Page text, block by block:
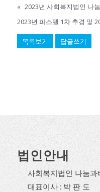
«
2023년 파스텔 1차 추경 및
목록보기 답글쓰기
법인안내
사회복지법인 나눔과
대표이사 : 박 판 도